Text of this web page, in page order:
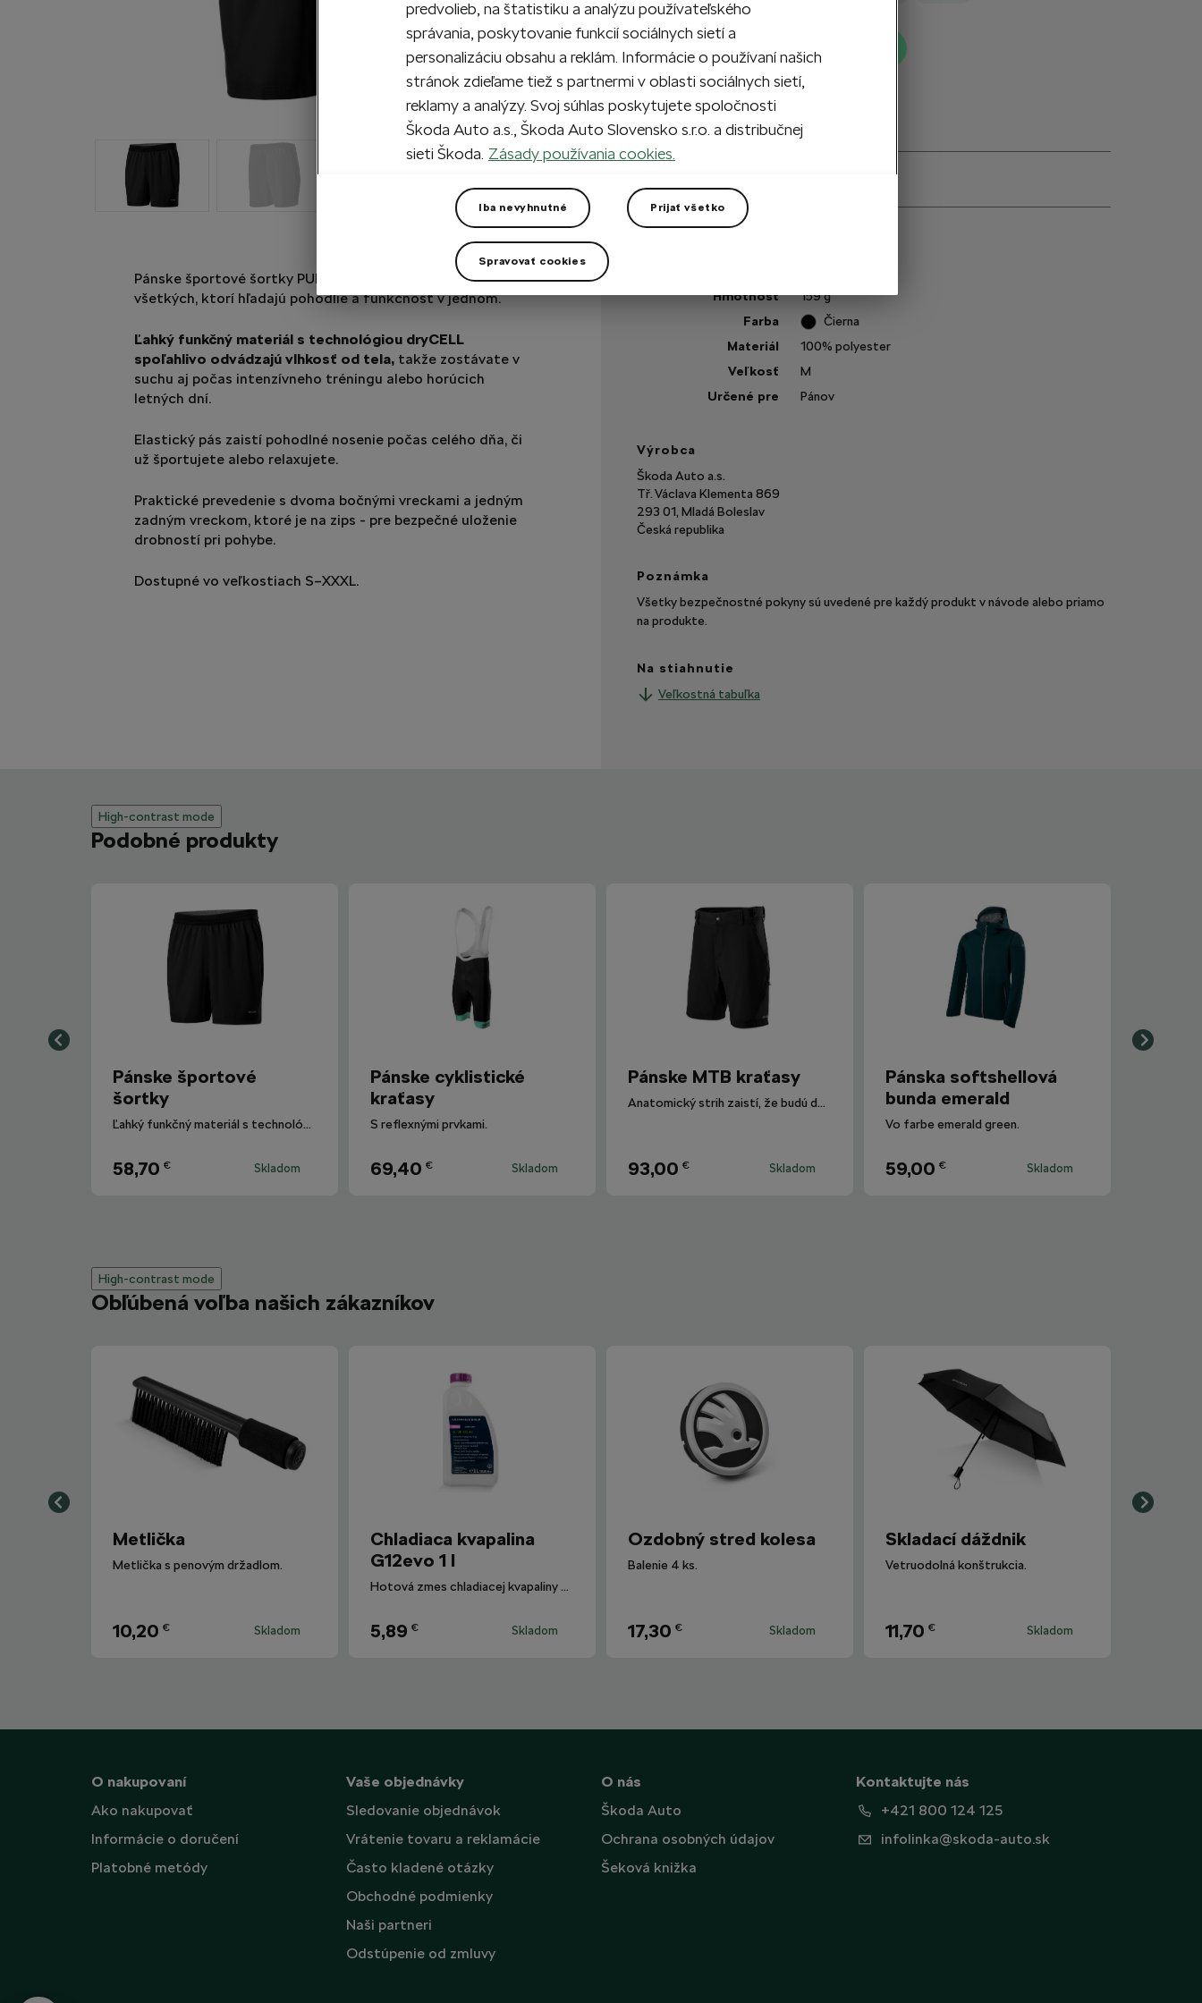
Pánske športové šortky PUMA s logom Škoda - pre
všetkých, ktorí hľadajú pohodlie a funkčnosť v jednom.
Ľahký funkčný materiál s technológiou dryCELL
spoľahlivo odvádzajú vlhkosť od tela, takže zostávate v
suchu aj počas intenzívneho tréningu alebo horúcich
letných dní.
Elastický pás zaistí pohodlné nosenie počas celého dňa, či
už športujete alebo relaxujete.
Praktické prevedenie s dvoma bočnými vreckami a jedným
zadným vreckom, ktoré je na zips - pre bezpečné uloženie
drobností pri pohybe.
Dostupné vo veľkostiach S–XXXL.
Pridať do košíka
Hmotnosť
159g
Farba
Čierna
Materiál
100% polyester
Veľkosť
M
Určené pre
Pánov
Výrobca
Škoda Auto a.s.
Tř. Václava Klementa 869
293 01, Mladá Boleslav
Česká republika
Poznámka
Všetky bezpečnostné pokyny sú uvedené pre každý produkt v návode alebo priamo
na produkte.
Na stiahnutie
Veľkostná tabuľka
High-contrast mode
Podobné produkty
Pánske športové
šortky
Ľahký funkčný materiál s technológiou dryCELL.
58,70 € Skladom
Pánske cyklistické
kraťasy
S reflexnými prvkami.
69,40 € Skladom
Pánske MTB kraťasy
Anatomický strih zaistí, že budú dobre sedieť pri akomkoľvek pohybe.
93,00 € Skladom
Pánska softshellová
bunda emerald
Vo farbe emerald green.
59,00 € Skladom
High-contrast mode
Obľúbená voľba našich zákazníkov
Metlička
Metlička s penovým držadlom.
10,20 € Skladom
Chladiaca kvapalina
G12evo 1 l
Hotová zmes chladiacej kvapaliny G12evo pre všetky vozidlá Škoda.
5,89 € Skladom
Ozdobný stred kolesa
Balenie 4 ks.
17,30 € Skladom
Skladací dáždnik
Vetruodolná konštrukcia.
11,70 € Skladom
O nakupovaní
Ako nakupovať
Informácie o doručení
Platobné metódy
Vaše objednávky
Sledovanie objednávok
Vrátenie tovaru a reklamácie
Často kladené otázky
Obchodné podmienky
Naši partneri
Odstúpenie od zmluvy
O nás
Škoda Auto
Ochrana osobných údajov
Šeková knižka
Kontaktujte nás
+421 800 124 125
infolinka@skoda-auto.sk
predvolieb, na štatistiku a analýzu používateľského
správania, poskytovanie funkcií sociálnych sietí a
personalizáciu obsahu a reklám. Informácie o používaní našich
stránok zdieľame tiež s partnermi v oblasti sociálnych sietí,
reklamy a analýzy. Svoj súhlas poskytujete spoločnosti
Škoda Auto a.s., Škoda Auto Slovensko s.r.o. a distribučnej
sieti Škoda. Zásady používania cookies.
Iba nevyhnutné Prijať všetko
Spravovať cookies